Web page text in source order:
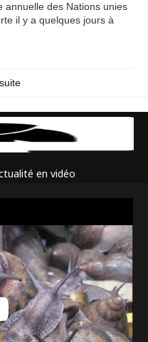
annuelle des Nations unies
il y a quelques jours à
en vidéo